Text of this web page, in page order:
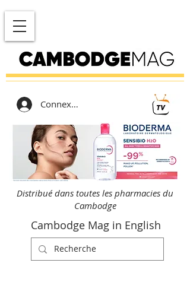
Connexion
Distribué dans toutes les pharmacies du
Cambodge
Cambodge Mag in English